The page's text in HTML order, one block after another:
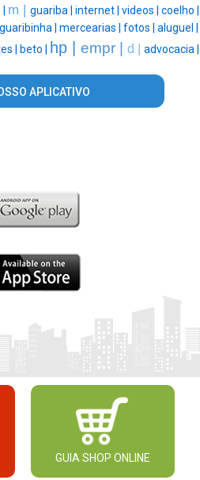
| m | guariba | internet | videos | coelho |
guaribinha | mercearias | fotos | aluguel |
| beto | hp | empr | d | advocacia |
APLICATIVO
GUIA SHOP ONLINE